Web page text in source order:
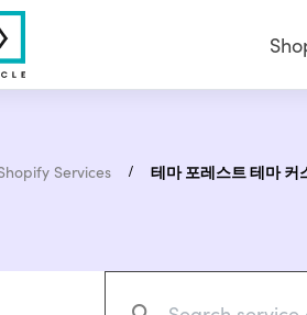
Services 테마 포레스트 테마 커